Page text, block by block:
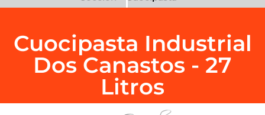
Cuocipasta Industrial
Dos Canastos - 27
Litros